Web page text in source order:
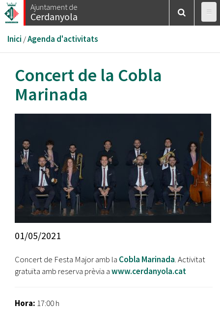
Vés
al
Ajuntament de
Cerdanyola
Esteu
aquí
Inici /Agenda d'activitats
Concert de la Cobla
Marinada
01/05/2021
Concert de Festa Major amb la Cobla Marinada. Activitat
gratuïta amb reserva prèvia awww.cerdanyola.cat
Hora: 17:00 h